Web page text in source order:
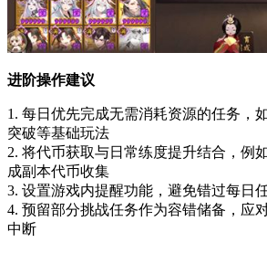
进阶操作建议
1. 每日优先完成无需消耗资源的任务，
突破等基础玩法
2. 将代币获取与日常练度提升结合，例
成副本代币收集
3. 设置游戏内提醒功能，避免错过每日
4. 预留部分挑战任务作为容错储备，应
中断